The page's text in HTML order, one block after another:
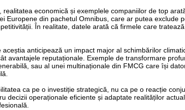
economică și exemplele companiilor de top
din pachetul Omnibus, care ar putea exclude
În realitate, datele arată că firmele care
anticipează un impact major al schimbărilor
avantajele reputaționale. Exemple de transformare
sau al unei multinaționale din FMCG care își
ca pe o investiție strategică, nu ca pe o reacție
operaționale eficiente și adaptate realităților